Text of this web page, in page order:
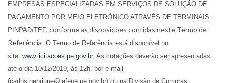
EMPRESAS ESPECIALIZADAS EM SERVIÇOS DE SOLUÇÃO DE
PAGAMENTO POR MEIO ELETRÔNICO ATRAVÉS DE TERMINAIS
PINPAD/TEF, conforme as disposições contidas neste Termo de
Referência. O Termo de Referência está disponível no
site: www.licitacoes.pe.gov.br. As cotações deverão ser apresentadas
até o dia 10/12/2019, às 12h, por e-mail
(carlos.henrique@lafepe.pe.gov.br) ou na Divisão de Compras,